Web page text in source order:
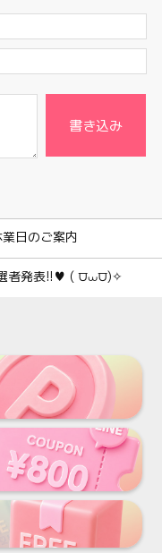
書き込み
日のご案内
者発表!!♥ ( ⩌⩊⩌)✧